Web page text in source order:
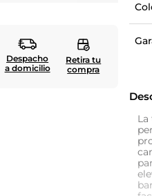
Despacho
a domicilio
Retira tu
compra